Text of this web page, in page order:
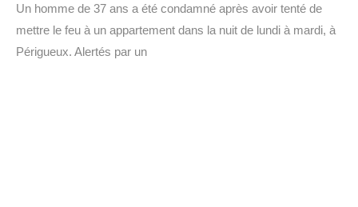
Un homme de 37 ans a été condamné après avoir tenté de
mettre le feu à un appartement dans la nuit de lundi à mardi, à
Périgueux. Alertés par un